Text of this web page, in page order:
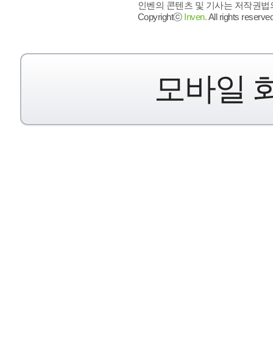
인벤의 콘텐츠 및 기사는 저작권
Copyrightⓒ Inven.All rights
모바일